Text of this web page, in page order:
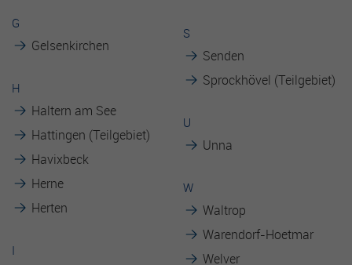
G
Gelsenkirchen
H
Haltern am See
Hattingen (Teilgebiet)
Havixbeck
Herne
Herten
I
S
Senden
Sprockhövel (Teilgebiet)
U
Unna
W
Waltrop
Warendorf-Hoetmar
Welver